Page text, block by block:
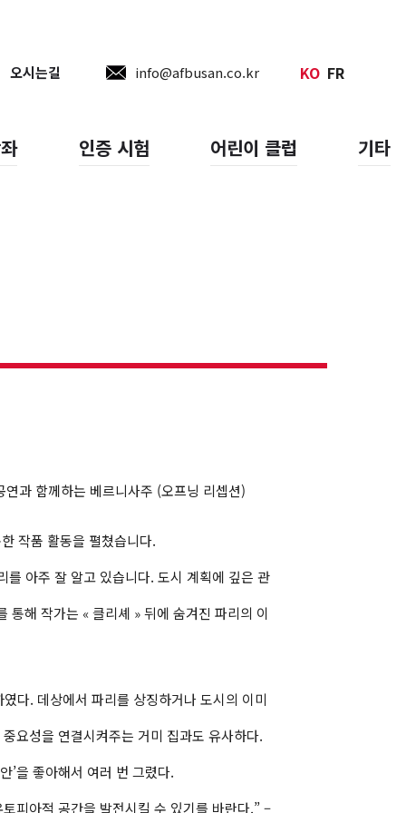
오시는길 info@afbusan.co.kr FR
KO
인증 시험 어린이 클럽 기타
과 함께하는 베르니사주 (오프닝 리셉션)
작품 활동을 펼쳤습니다.
아주 잘 알고 있습니다. 도시 계획에 깊은 관
통해 작가는 « 클리셰 » 뒤에 숨겨진 파리의 이
다. 데상에서 파리를 상징하거나 도시의 이미
요성을 연결시켜주는 거미 집과도 유사하다.
’을 좋아해서 여러 번 그렸다.
피아적 공간을 발전시킬 수 있기를 바란다.” –